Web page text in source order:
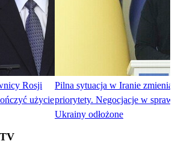
Rosji
użycie
Pilna sytuacja w Iranie zmienia
priorytety. Negocjacje w
Ukrainy odłożone